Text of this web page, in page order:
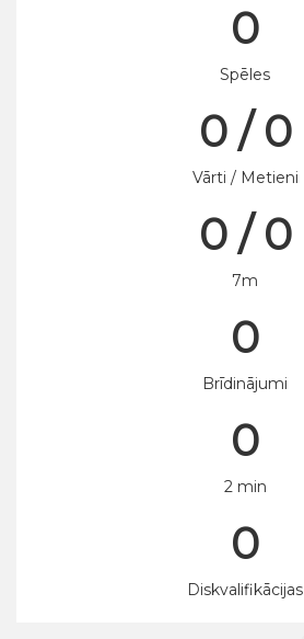
0
Spēles
0 / 0
Vārti / Metieni
0 / 0
7m
0
Brīdinājumi
0
2 min
0
Diskvalifikācijas